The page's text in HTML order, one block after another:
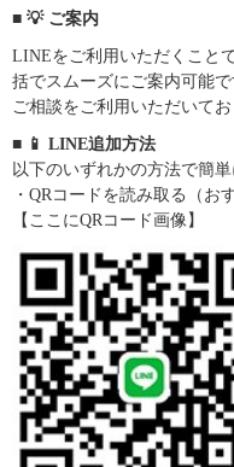
■ 💡 ご案内
LINEをご利用いただくこと
括でスムーズにご案内可能
ご相談をご利用いただいてお
■ 📱 LINE追加方法
以下のいずれかの方法で簡
・QRコードを読み取る（お
【ここにQRコード画像】